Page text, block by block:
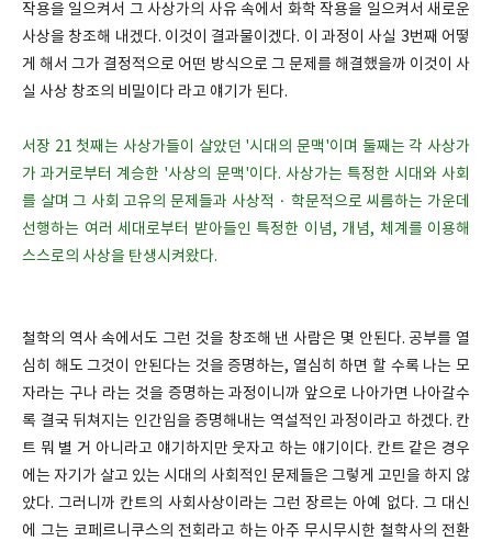
작용을 일으켜서 그 사상가의 사유 속에서 화학 작용을 일으켜서 새로운
사상을 창조해 내겠다. 이것이 결과물이겠다. 이 과정이 사실 3번째 어떻
게 해서 그가 결정적으로 어떤 방식으로 그 문제를 해결했을까 이것이 사
실 사상 창조의 비밀이다 라고 얘기가 된다.
서장 21 첫째는 사상가들이 살았던 '시대의 문맥'이며 둘째는 각 사상가
가 과거로부터 계승한 '사상의 문맥'이다. 사상가는 특정한 시대와 사회
를 살며 그 사회 고유의 문제들과 사상적 · 학문적으로 씨름하는 가운데
선행하는 여러 세대로부터 받아들인 특정한 이념, 개념, 체계를 이용해
스스로의 사상을 탄생시켜왔다.
철학의 역사 속에서도 그런 것을 창조해 낸 사람은 몇 안된다. 공부를 열
심히 해도 그것이 안된다는 것을 증명하는, 열심히 하면 할 수록 나는 모
자라는 구나 라는 것을 증명하는 과정이니까 앞으로 나아가면 나아갈수
록 결국 뒤쳐지는 인간임을 증명해내는 역설적인 과정이라고 하겠다. 칸
트 뭐 별 거 아니라고 얘기하지만 웃자고 하는 얘기이다. 칸트 같은 경우
에는 자기가 살고 있는 시대의 사회적인 문제들은 그렇게 고민을 하지 않
았다. 그러니까 칸트의 사회사상이라는 그런 장르는 아예 없다. 그 대신
에 그는 코페르니쿠스의 전회라고 하는 아주 무시무시한 철학사의 전환